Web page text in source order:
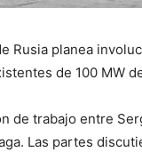
Rusia planea
de 100 MW
de trabajo entre
Las partes